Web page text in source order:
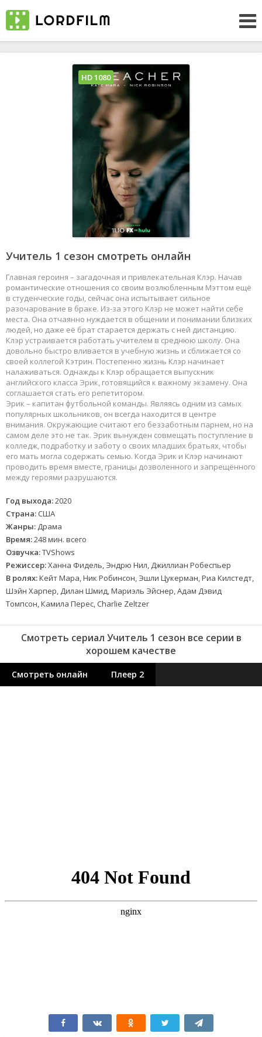
Учитель 1 сезон смотреть онлайн
Главная героиня – загадочная и привлекательная Клэр. Начав
романтические отношения со своим возлюбленным Мэттом ещё
в студенческие годы, сейчас она испытывает сильное
разочарование в браке. Из-за этого Клэр не может найти себе
места. Она отчаянно нуждается в общении и понимании близких
людей, но даже её брат старается держать с ней дистанцию.
Клэр устраивается работать учителем в среднюю школу. Она
довольно быстро вливается в учебную жизнь и сближается со
своей коллегой Кэтрин. Постепенно жизнь Клэр начинает
налаживаться. Однажды к Клэр обращается выпускник
английского класса Эрик, готовящийся к важному экзамену. Она
соглашается стать его репетитором.
Эрик – капитан футбольной команды. Являясь одним из самых
популярных школьников, он всегда находится в центре
внимания. Окружающие считают его беззаботным парнем, но на
самом деле это не так. Эрик вынужден совмещать поступление в
колледж, подработку и заботу о своих младших братьях, чтобы
его мать могла содержать семью. Когда Эрик и Клэр начинают
проводить время вместе, границы дозволенного и запрещённого
между героями разрушаются.
Год выхода:2020
Страна: США
Жанры: Драма
Время:248 мин. всего
Озвучка:TVShows
Режиссер:Ханна Фидель, Эндрю Нил, Джиллиан Робеспьер
В ролях:Кейт Мара, Ник Робинсон, Эшли Цукерман, Риа Килстедт,
Шэйн Харпер, Дилан Шмид, Мариэль Эйснер, Адам Дэвид
Томпсон, Камила Перес, Charlie Zeltzer
HD 1080
Смотреть сериал Учитель 1 сезон все серии в
хорошем качестве
Смотреть онлайн Плеер 2